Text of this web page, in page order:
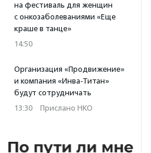
на фестиваль для женщин
с онкозаболеваниями «Еще
краше в танце»
14:50
Организация «Продвижение»
и компания «Инва-Титан»
будут сотрудничать
13:30 · Прислано НКО